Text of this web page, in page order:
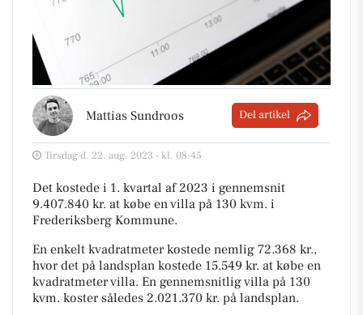
Mattias Sundroos Del artikel
Tirsdag d. 22. aug. 2023 - kl. 08:45
Det kostede i 1. kvartal af 2023 i gennemsnit
9.407.840 kr. at købe en villa på 130 kvm. i
Frederiksberg Kommune.
En enkelt kvadratmeter kostede nemlig 72.368 kr.,
hvor det på landsplan kostede 15.549 kr. at købe en
kvadratmeter villa. En gennemsnitlig villa på 130
kvm. koster således 2.021.370 kr. på landsplan.